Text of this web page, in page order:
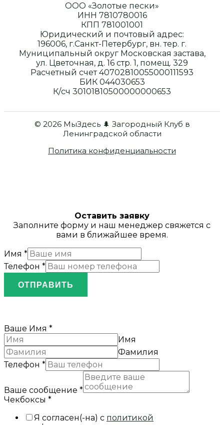
ООО «Золотые пески»
ИНН 7810780016
КПП 781001001
Юридический и почтовый адрес:
196006, г.Санкт-Петербург, вн. тер. г.
Муниципальный округ Московская застава,
ул. Цветочная, д. 16 стр. 1, помещ. 329
Расчетный счет 40702810055000111593
БИК 044030653
К/сч 30101810500000000653
© 2026 МыЗдесь 🌲 Загородный Клуб в
Ленинградской области
Политика конфиденциальности
Оставить заявку
Заполните форму и наш менеджер свяжется с
вами в ближайшее время.
Имя *
Телефон *
ОТПРАВИТЬ
Ваше Имя *
Имя
Фамилия
Телефон *
Ваше сообщение *
Чекбоксы *
Я согласен(-на) с политикой